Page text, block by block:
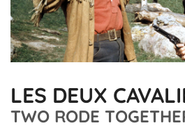
LES DEUX
TWO RODE